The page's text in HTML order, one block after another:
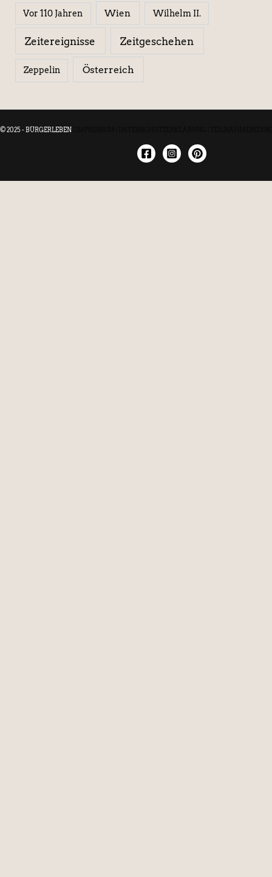
Vor 110 Jahren Wien Wilhelm II.
Zeitereignisse Zeitgeschehen
Zeppelin Österreich
© 2025 - BÜRGERLEBEN